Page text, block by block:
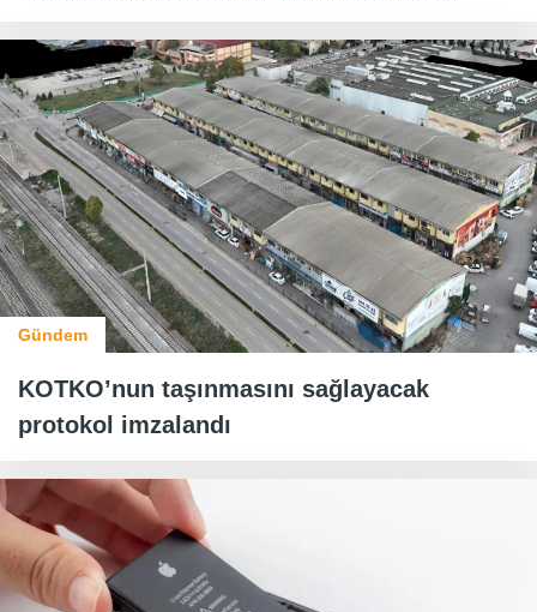
Gündem
KOTKO’nun taşınmasını sağlayacak
protokol imzalandı